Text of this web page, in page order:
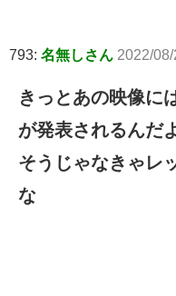
793: 名無しさん 2022/
きっとあの映像に
が発表されるんだ
そうじゃなきゃレ
な